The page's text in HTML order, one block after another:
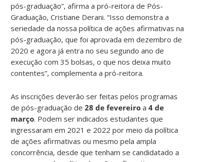
pós-graduação”, afirma a pró-reitora de Pós-
Graduação, Cristiane Derani. “Isso demonstra a
seriedade da nossa política de ações afirmativas na
pós-graduação, que foi aprovada em dezembro de
2020 e agora já entra no seu segundo ano de
execução com 35 bolsas, o que nos deixa muito
contentes”, complementa a pró-reitora.
As inscrições deverão ser feitas pelos programas
de pós-graduação de28 de fevereiroa 4 de
março. Podem ser indicados estudantes que
ingressaram em 2021 e 2022 por meio da política
de ações afirmativas ou mesmo pela ampla
concorrência, desde que tenham se candidatado a